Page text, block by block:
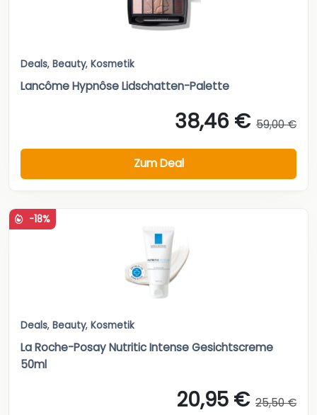
Deals, Beauty, Kosmetik
Lancôme Hypnôse Lidschatten-Palette
38,46 € 59,00 €
Zum Deal
-18%
Deals, Beauty, Kosmetik
La Roche-Posay Nutritic Intense Gesichtscreme
50ml
20,95 € 25,50 €